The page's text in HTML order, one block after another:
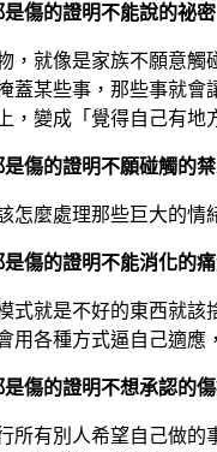
不能說的祕密
，就像是家族不願意觸
蓋某些事，那些事就
，變成「覺得自己有地
不願碰觸的
怎麼處理那些巨大的
不能消化的
式就是不好的東西就
用各種方式逼自己適應
不想承認的
所有別人希望自己做